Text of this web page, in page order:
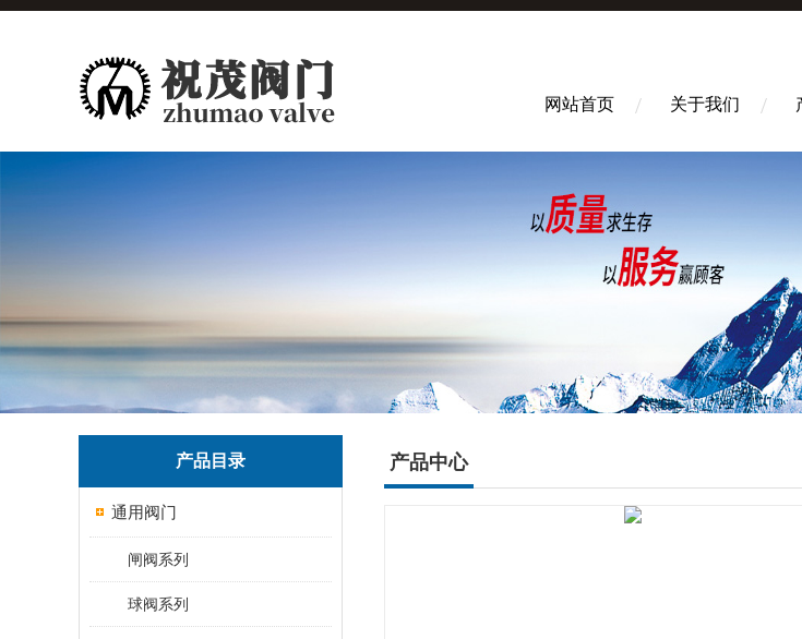
网站首页 关于我们
产品目录
通用阀门
闸阀系列
球阀系列
产品中心